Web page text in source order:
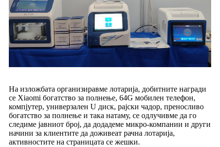
На изложбата организиравме лотарија, добитните награди
се Xiaomi богатство за полнење, 64G мобилен телефон,
компјутер, универзален U диск, рајски чадор, преносливо
богатство за полнење и така натаму, се одлучивме да го
следиме јавниот број, да додадеме микро-компании и други
начини за клиентите да доживеат рачна лотарија,
активностите на страницата се жешки.